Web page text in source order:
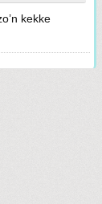
kekke